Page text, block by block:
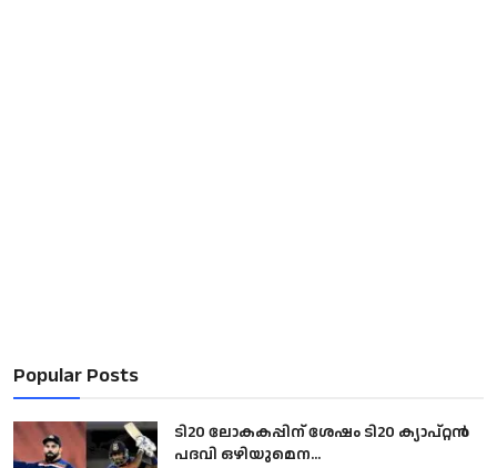
Popular Posts
ടി20 ലോകകപ്പിന് ശേഷം ടി20 ക്യാപ്റ്റൻ
പദവി ഒഴിയുമെന...